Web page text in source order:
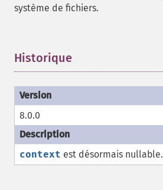
système de fichiers.
Historique
8.0.0
context est désormais nullable.